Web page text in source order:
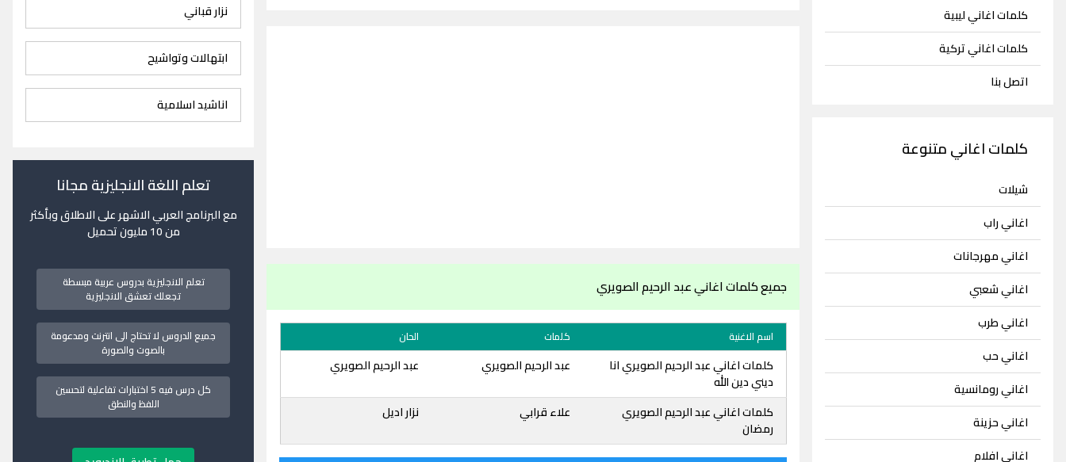
كلمات اغاني ليبية
كلمات اغاني تركية
اتصل بنا
كلمات اغاني متنوعة
شيلات
اغاني راب
اغاني مهرجانات
اغاني شعبي
اغاني طرب
اغاني حب
اغاني رومانسية
اغاني حزينة
اغاني افلام
جميع كلمات اغاني عبد الرحيم الصويري
اسم الاغنية كلمات الحان
كلمات اغاني عبد الرحيم الصويري انا
ديني دين الله
عبد الرحيم الصويري عبد الرحيم الصويري
كلمات اغاني عبد الرحيم الصويري
رمضان
علاء قرابي نزار اديل
نزار قباني
ابتهالات وتواشيح
اناشيد اسلامية
تعلم اللغة الانجليزية مجانا
مع البرنامج العربي الاشهر على الاطلاق وبأكثر
من 10 مليون تحميل
تعلم الانجليزية بدروس عربية مبسطة
تجعلك تعشق الانجليزية
جميع الدروس لا تحتاج الى انترنت ومدعومة
بالصوت والصورة
كل درس فيه 5 اختبارات تفاعلية لتحسين
اللفظ والنطق